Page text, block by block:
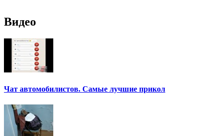
Видео
Чат автомобилистов. Самые лучшие прикол